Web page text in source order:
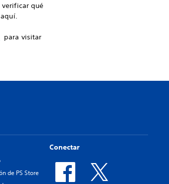
qué
para visitar
de PS Store
Conectar